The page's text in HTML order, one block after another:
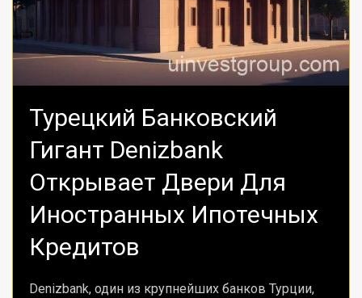
Турецкий Банковский
Гигант Denizbank
Открывает Двери Для
Иностранных Ипотечных
Кредитов
Denizbank, один из крупнейших банков Турции,